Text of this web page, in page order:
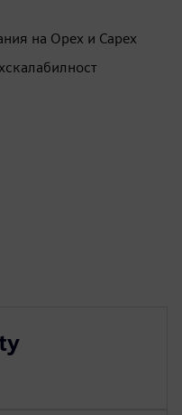
на Opex и Capex